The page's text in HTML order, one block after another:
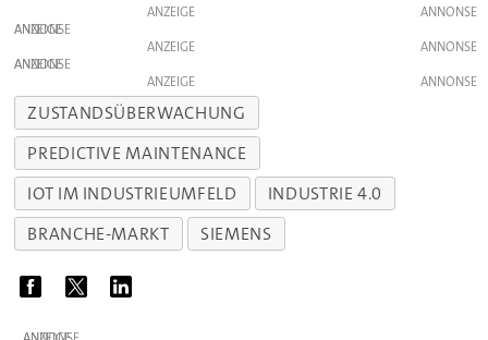
ANZEIGE
ANZEIGE
ANZEIGE
ANZEIGE
ANZEIGE
ZUSTANDSÜBERWACHUNG
PREDICTIVE MAINTENANCE
IOT IM INDUSTRIEUMFELD
INDUSTRIE 4.0
BRANCHE-MARKT
SIEMENS